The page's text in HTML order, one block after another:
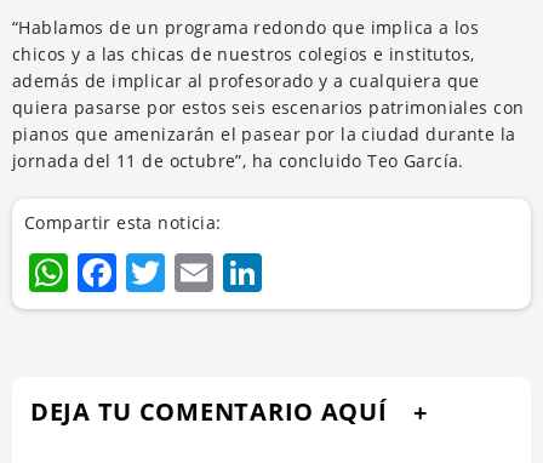
“Hablamos de un programa redondo que implica a los
chicos y a las chicas de nuestros colegios e institutos,
además de implicar al profesorado y a cualquiera que
quiera pasarse por estos seis escenarios patrimoniales con
pianos que amenizarán el pasear por la ciudad durante la
jornada del 11 de octubre”, ha concluido Teo García.
Compartir esta noticia:
WhatsApp
Facebook
Twitter
Email
DEJA TU COMENTARIO AQUÍ